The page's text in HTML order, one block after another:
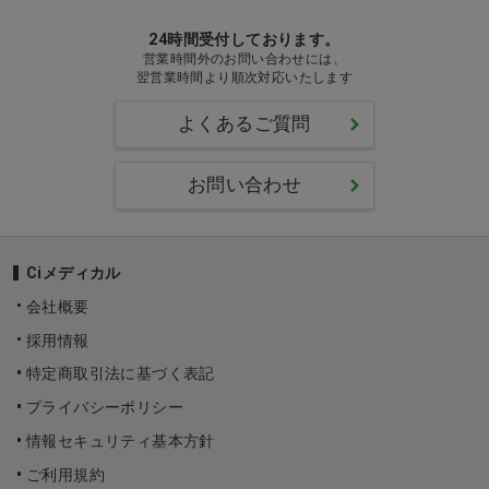
24時間受付しております。
営業時間外のお問い合わせには、
翌営業時間より順次対応いたします
よくあるご質問
お問い合わせ
Ciメディカル
会社概要
採用情報
特定商取引法に基づく表記
プライバシーポリシー
情報セキュリティ基本方針
ご利用規約